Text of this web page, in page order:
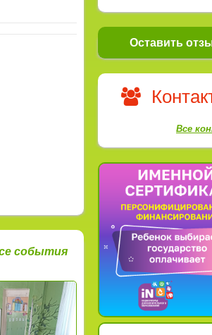
события
Оставить
Все